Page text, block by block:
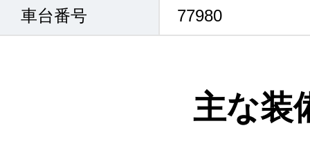
車台番号 77980
主な装